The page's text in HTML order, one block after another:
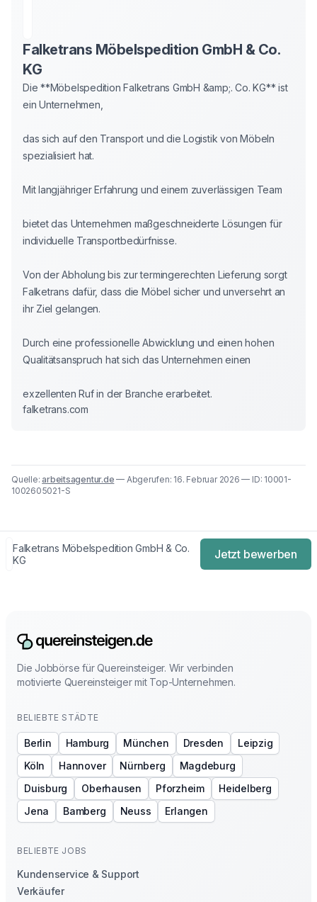
Falketrans Möbelspedition GmbH & Co.
KG
Die **Möbelspedition Falketrans GmbH &amp;. Co. KG** ist
ein Unternehmen,
das sich auf den Transport und die Logistik von Möbeln
spezialisiert hat.
Mit langjähriger Erfahrung und einem zuverlässigen Team
bietet das Unternehmen maßgeschneiderte Lösungen für
individuelle Transportbedürfnisse.
Von der Abholung bis zur termingerechten Lieferung sorgt
Falketrans dafür, dass die Möbel sicher und unversehrt an
ihr Ziel gelangen.
Durch eine professionelle Abwicklung und einen hohen
Qualitätsanspruch hat sich das Unternehmen einen
exzellenten Ruf in der Branche erarbeitet.
falketrans.com
Quelle:arbeitsagentur.de — Abgerufen: 16. Februar 2026 — ID: 10001-
1002605021-S
Falketrans Möbelspedition GmbH & Co.
KG
Jetzt bewerben
Die Jobbörse für Quereinsteiger. Wir verbinden
motivierte Quereinsteiger mit Top-Unternehmen.
BELIEBTE STÄDTE
Berlin Hamburg München Dresden
Leipzig
Köln
Hannover Nürnberg
Magdeburg
Duisburg
Oberhausen Pforzheim
Heidelberg
Jena
Bamberg Neuss Erlangen
BELIEBTE JOBS
Kundenservice & Support
Verkäufer